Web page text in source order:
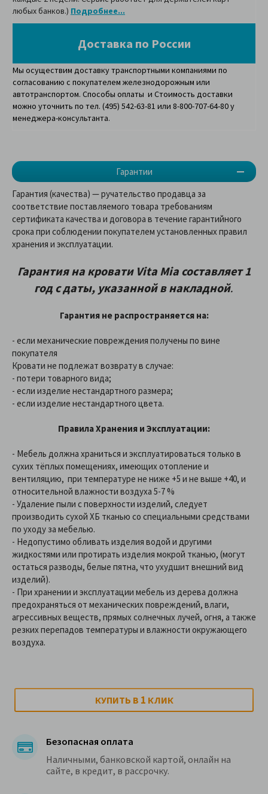
Гарантии
любых банков.) Подробнее...
Доставка по России
Мы осуществим доставку транспортными компаниями по
согласованию с покупателем железнодорожным или
автотранспортом. Способы оплаты и Стоимость доставки
можно уточнить по тел. (495) 542-63-81 или 8-800-707-64-80 у
менеджера-консультанта.
Гарантия (качества) — ручательство продавца за
соответствие поставляемого товара требованиям
сертификата качества и договора в течение гарантийного
срока при соблюдении покупателем установленных правил
хранения и эксплуатации.
Гарантия на кровати Vita Mia составляет 1
год с даты, указанной в накладной.
Гарантия не распространяется на:
- если механические повреждения получены по вине
покупателя
Кровати не подлежат возврату в случае:
- потери товарного вида;
- если изделие нестандартного размера;
- если изделие нестандартного цвета.
Правила Хранения и Эксплуатации:
- Мебель должна храниться и эксплуатироваться только в
сухих тёплых помещениях, имеющих отопление и
вентиляцию, при температуре не ниже +5 и не выше +40, и
относительной влажности воздуха 5-7 %
- Удаление пыли с поверхности изделий, следует
производить сухой ХБ тканью со специальными средствами
по уходу за мебелью.
- Недопустимо обливать изделия водой и другими
жидкостями или протирать изделия мокрой тканью, (могут
остаться разводы, белые пятна, что ухудшит внешний вид
изделий).
- При хранении и эксплуатации мебель из дерева должна
предохраняться от механических повреждений, влаги,
агрессивных веществ, прямых солнечных лучей, огня, а также
резких перепадов температуры и влажности окружающего
воздуха.
КУПИТЬ В 1 КЛИК
Безопасная оплата
Наличными, банковской картой, онлайн на
сайте, в кредит, в рассрочку.